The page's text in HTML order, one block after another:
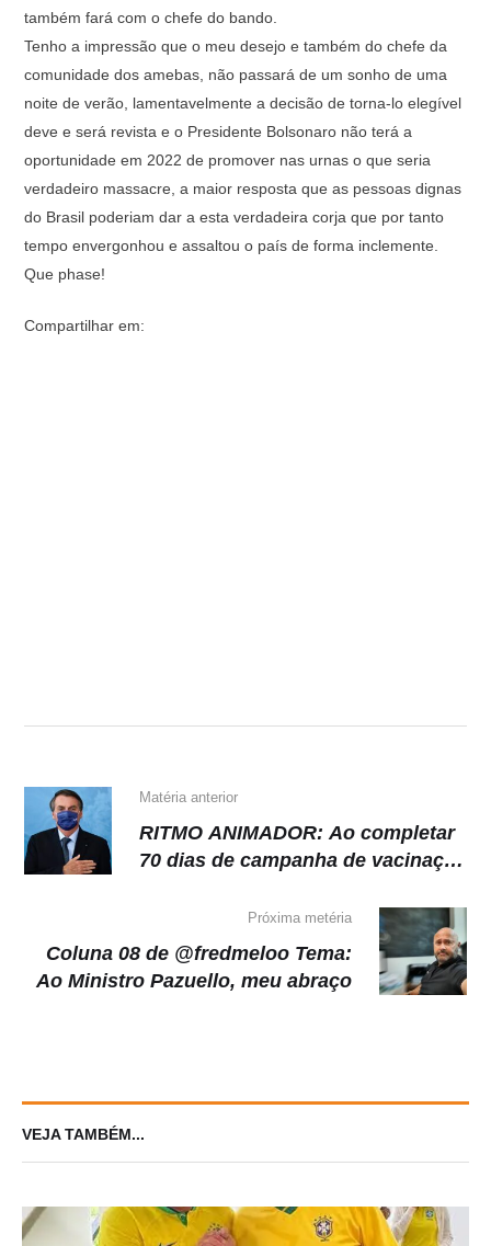
também fará com o chefe do bando.
Tenho a impressão que o meu desejo e também do chefe da
comunidade dos amebas, não passará de um sonho de uma
noite de verão, lamentavelmente a decisão de torna-lo elegível
deve e será revista e o Presidente Bolsonaro não terá a
oportunidade em 2022 de promover nas urnas o que seria
verdadeiro massacre, a maior resposta que as pessoas dignas
do Brasil poderiam dar a esta verdadeira corja que por tanto
tempo envergonhou e assaltou o país de forma inclemente.
Que phase!
Compartilhar em:
Matéria anterior
RITMO ANIMADOR: Ao completar
70 dias de campanha de vacinação
marca de 20 milhões de doses
aplicadas, cerca de 10% mais que
o Reino Unido conseguiu em igual
Próxima metéria
Coluna 08 de @fredmeloo Tema:
Ao Ministro Pazuello, meu abraço
VEJA TAMBÉM...